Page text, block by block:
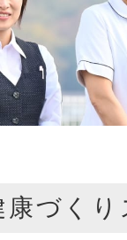
づくり